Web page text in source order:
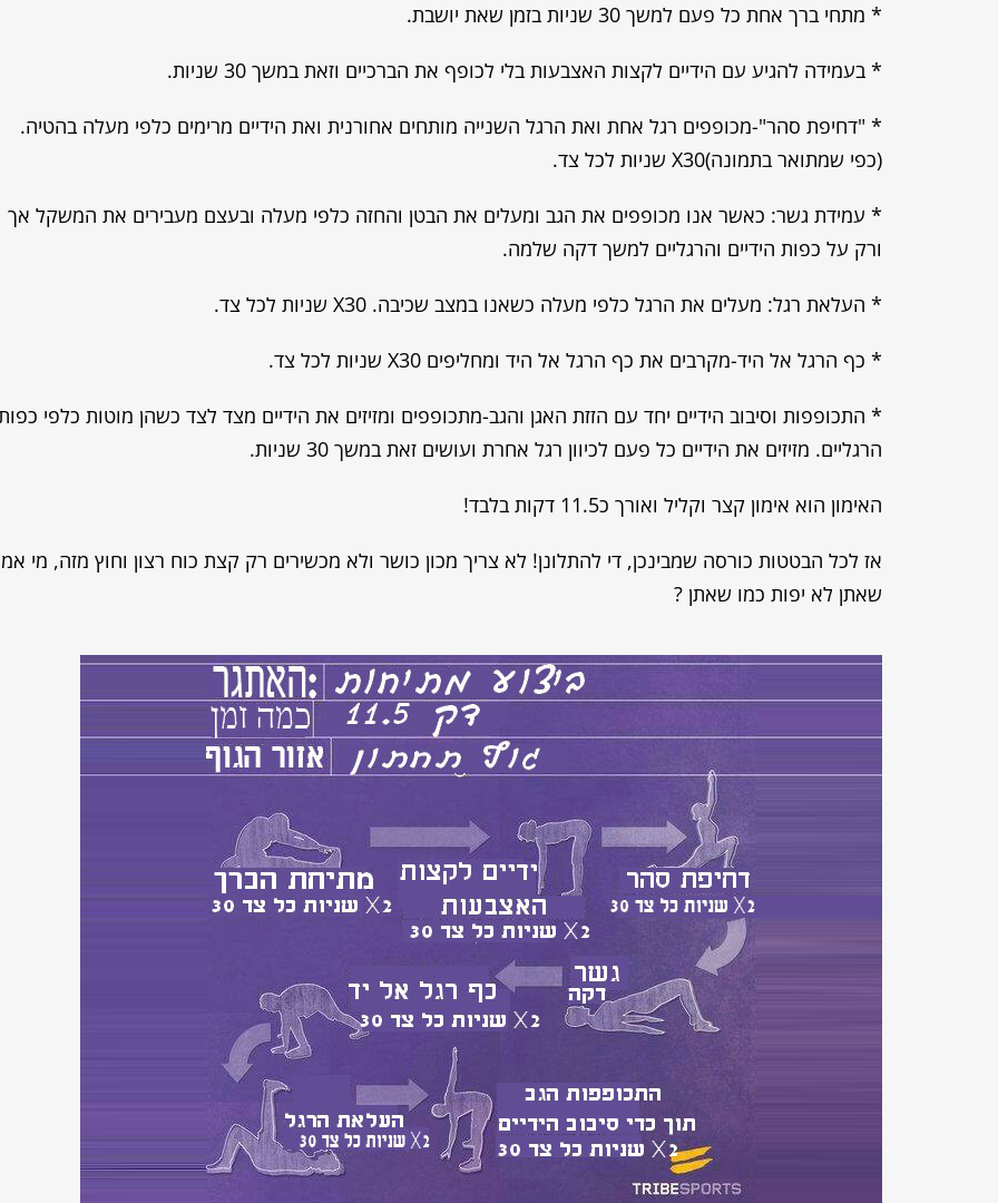
* מתחי ברך אחת כל פעם למשך 30 שניות בזמן שאת יושבת.
* בעמידה להגיע עם הידיים לקצות האצבעות בלי לכופף את הברכיים וזאת במשך 30 שניות.
* "דחיפת סהר"-מכופפים רגל אחת ואת הרגל השנייה מותחים אחורנית ואת הידיים מרימים כלפי מעלה בהטיה.
(כפי שמתואר בתמונה)X30 שניות לכל צד.
* עמידת גשר: כאשר אנו מכופפים את הגב ומעלים את הבטן והחזה כלפי מעלה ובעצם מעבירים את המשקל אך
ורק על כפות הידיים והרגליים למשך דקה שלמה.
* העלאת רגל: מעלים את הרגל כלפי מעלה כשאנו במצב שכיבה. X30 שניות לכל צד.
* כף הרגל אל היד-מקרבים את כף הרגל אל היד ומחליפים X30 שניות לכל צד.
* התכופפות וסיבוב הידיים יחד עם הזזת האגן והגב-מתכופפים ומזיזים את הידיים מצד לצד כשהן מוטות כלפי
הרגליים. מזיזים את הידיים כל פעם לכיוון רגל אחרת ועושים זאת במשך 30 שניות.
האימון הוא אימון קצר וקליל ואורך כ11.5 דקות בלבד!
אז לכל הבטטות כורסה שמבינכן, די להתלונן! לא צריך מכון כושר ולא מכשירים רק קצת כוח רצון וחוץ מזה, מי
שאתן לא יפות כמו שאתן ?